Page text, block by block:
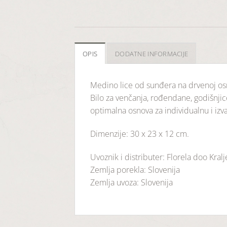
OPIS DODATNE INFORMACIJE
Medino lice od sunđera na drvenoj
Bilo za venčanja, rođendane,
optimalna osnova za individualnu i
Dimenzije: 30 x 23 x 12 cm.
Uvoznik i distributer: Florela doo
Zemlja porekla: Slovenija
Zemlja uvoza: Slovenija